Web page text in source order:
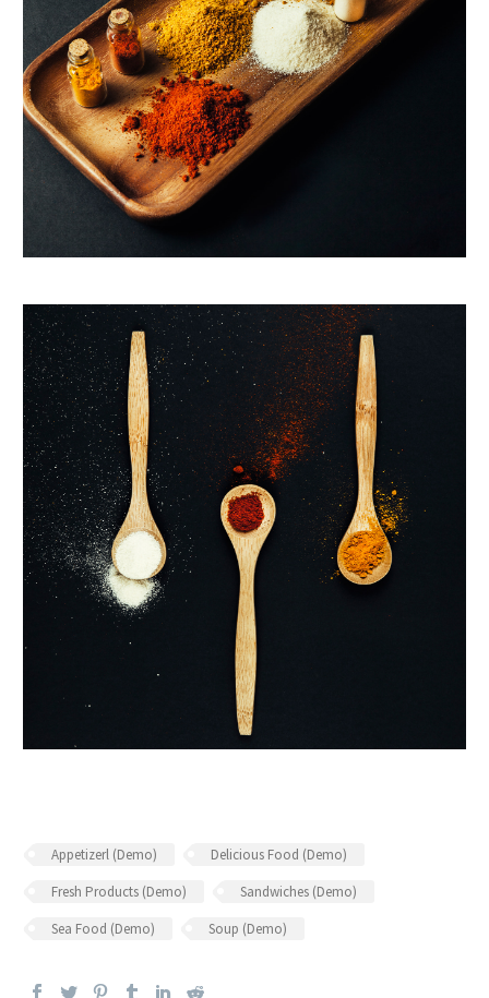
Appetizerl (Demo)
Delicious Food (Demo)
Fresh Products (Demo)
Sandwiches (Demo)
Sea Food (Demo)
Soup (Demo)